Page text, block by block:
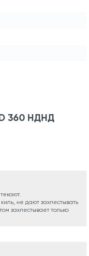
360 НДНД
не дают захлестывать
захлестывает только